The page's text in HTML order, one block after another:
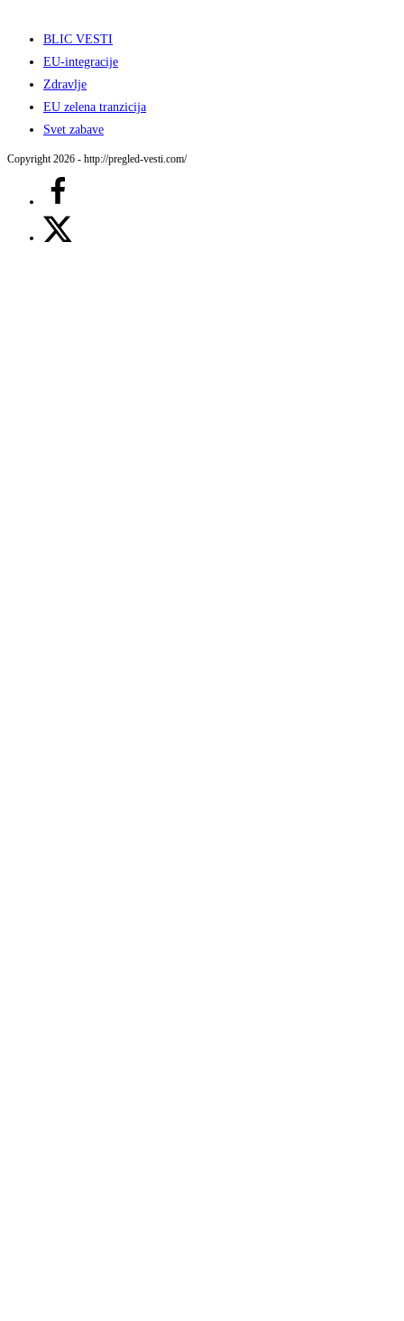
BLIC VESTI
EU-integracije
Zdravlje
EU zelena tranzicija
Svet zabave
Copyright 2026 - http://pregled-vesti.com/